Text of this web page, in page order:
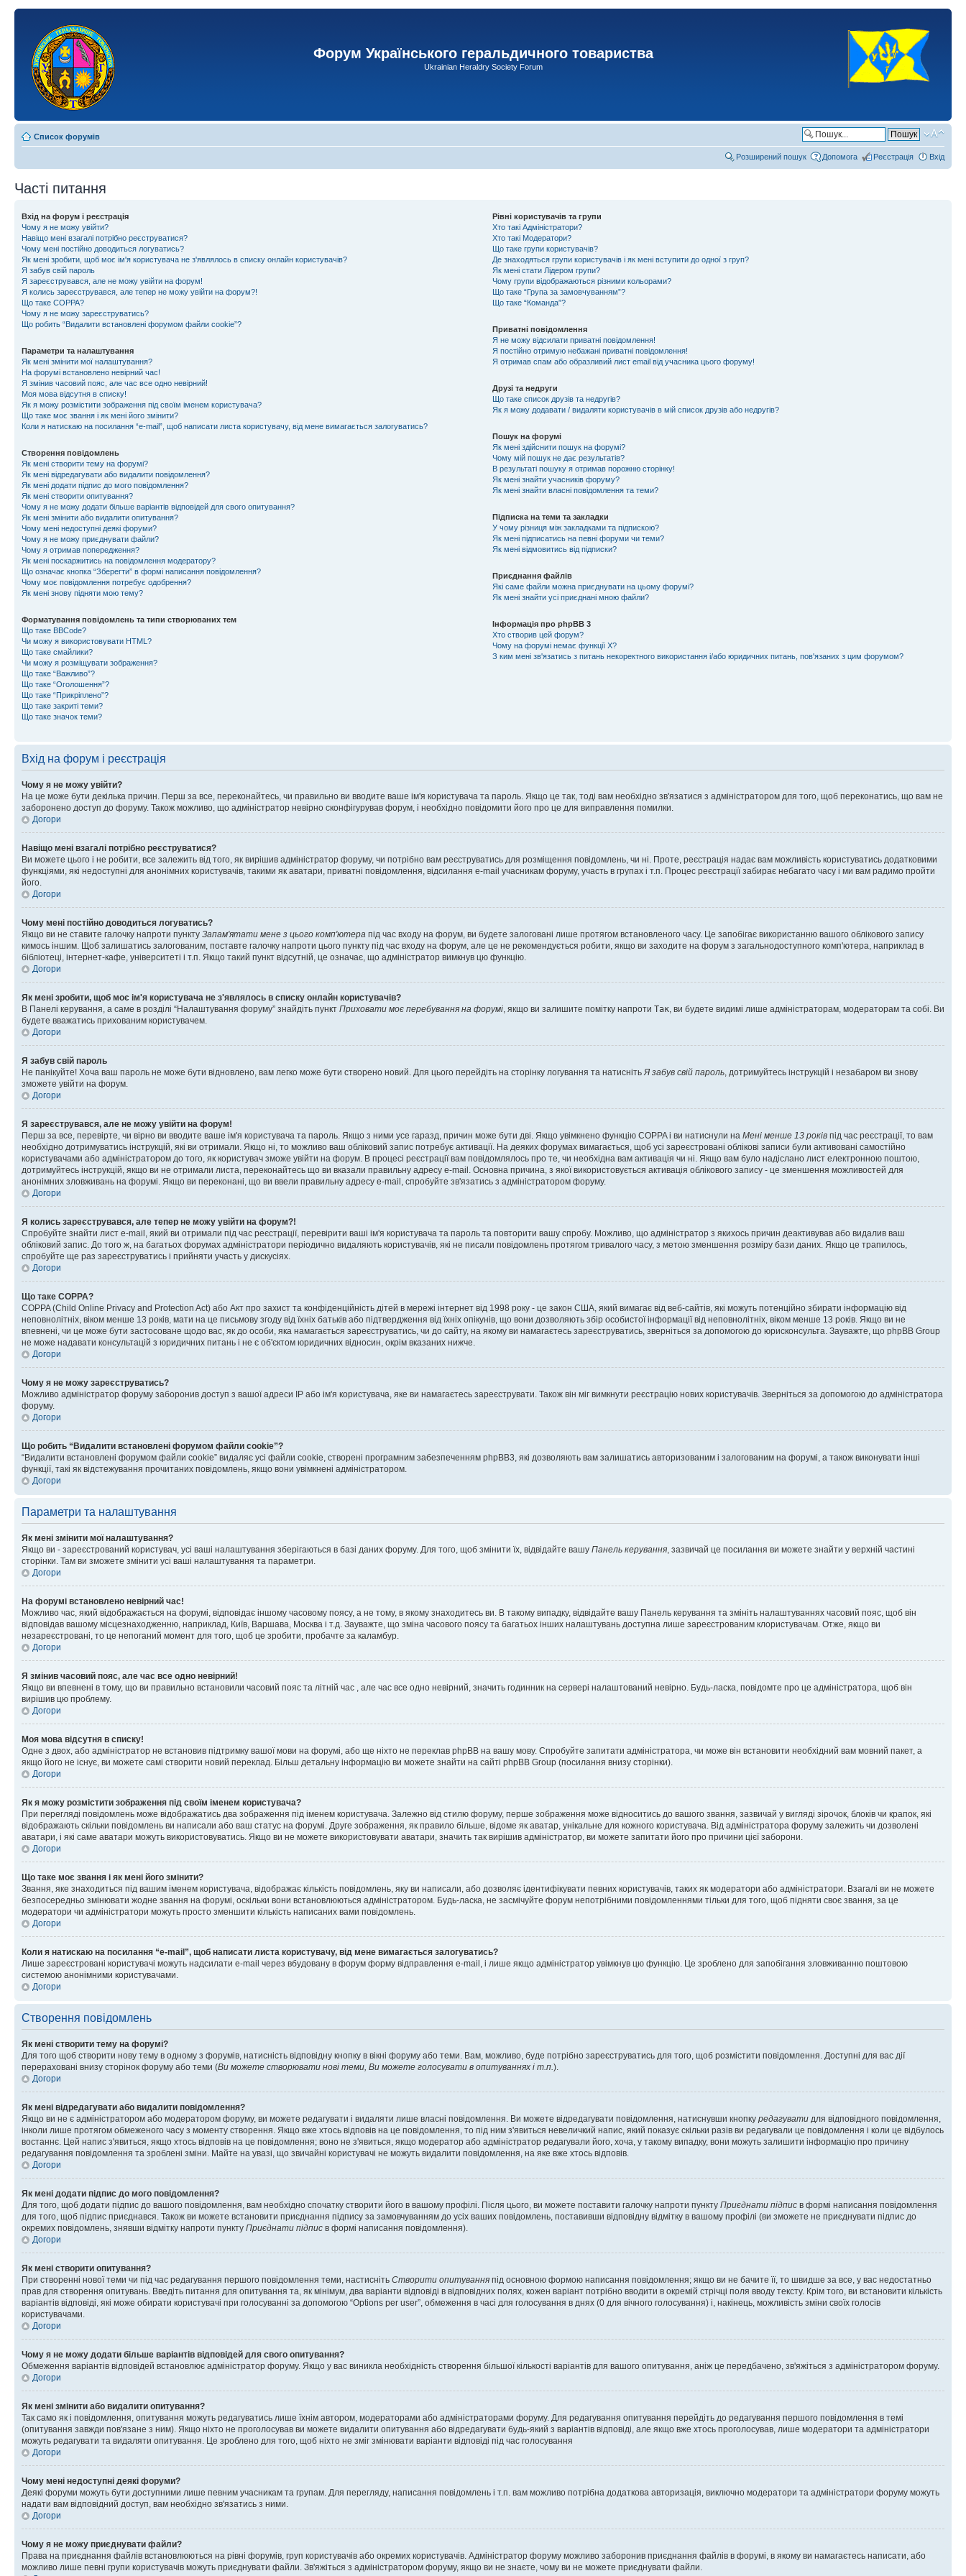
Форум Українського геральдичного товариства
Ukrainian Heraldry Society Forum
Список форумів
Розширений пошук Допомога Реєстрація Вхід
Часті питання
Вхід на форум і реєстрація
Чому я не можу увійти?
Навіщо мені взагалі потрібно реєструватися?
Чому мені постійно доводиться логуватись?
Як мені зробити, щоб моє ім'я користувача не з'являлось в списку онлайн користувачів?
Я забув свій пароль
Я зареєструвався, але не можу увійти на форум!
Я колись зареєструвався, але тепер не можу увійти на форум?!
Що таке COPPA?
Чому я не можу зареєструватись?
Що робить “Видалити встановлені форумом файли cookie”?
Параметри та налаштування
Як мені змінити мої налаштування?
На форумі встановлено невірний час!
Я змінив часовий пояс, але час все одно невірний!
Моя мова відсутня в списку!
Як я можу розмістити зображення під своїм іменем користувача?
Що таке моє звання і як мені його змінити?
Коли я натискаю на посилання “e-mail”, щоб написати листа користувачу, від мене вимагається залогуватись?
Створення повідомлень
Як мені створити тему на форумі?
Як мені відредагувати або видалити повідомлення?
Як мені додати підпис до мого повідомлення?
Як мені створити опитування?
Чому я не можу додати більше варіантів відповідей для свого опитування?
Як мені змінити або видалити опитування?
Чому мені недоступні деякі форуми?
Чому я не можу приєднувати файли?
Чому я отримав попередження?
Як мені поскаржитись на повідомлення модератору?
Що означає кнопка “Зберегти” в формі написання повідомлення?
Чому моє повідомлення потребує одобрення?
Як мені знову підняти мою тему?
Форматування повідомлень та типи створюваних тем
Що таке BBCode?
Чи можу я використовувати HTML?
Що таке смайлики?
Чи можу я розміщувати зображення?
Що таке “Важливо”?
Що таке “Оголошення”?
Що таке “Прикріплено”?
Що таке закриті теми?
Що таке значок теми?
Рівні користувачів та групи
Хто такі Адміністратори?
Хто такі Модератори?
Що таке групи користувачів?
Де знаходяться групи користувачів і як мені вступити до одної з груп?
Як мені стати Лідером групи?
Чому групи відображаються різними кольорами?
Що таке “Група за замовчуванням”?
Що таке “Команда”?
Приватні повідомлення
Я не можу відсилати приватні повідомлення!
Я постійно отримую небажані приватні повідомлення!
Я отримав спам або образливий лист email від учасника цього форуму!
Друзі та недруги
Що таке список друзів та недругів?
Як я можу додавати / видаляти користувачів в мій список друзів або недругів?
Пошук на форумі
Як мені здійснити пошук на форумі?
Чому мій пошук не дає результатів?
В результаті пошуку я отримав порожню сторінку!
Як мені знайти учасників форуму?
Як мені знайти власні повідомлення та теми?
Підписка на теми та закладки
У чому різниця між закладками та підпискою?
Як мені підписатись на певні форуми чи теми?
Як мені відмовитись від підписки?
Приєднання файлів
Які саме файли можна приєднувати на цьому форумі?
Як мені знайти усі приєднані мною файли?
Інформація про phpBB 3
Хто створив цей форум?
Чому на форумі немає функції X?
З ким мені зв'язатись з питань некоректного використання і/або юридичних питань, пов'язаних з цим форумом?
Вхід на форум і реєстрація
Чому я не можу увійти?
На це може бути декілька причин. Перш за все, переконайтесь, чи правильно ви вводите ваше ім'я користувача та пароль. Якщо це так, тоді вам необхідно зв'язатися з адміністратором для того, щоб переконатись, що вам не
заборонено доступ до форуму. Також можливо, що адміністратор невірно сконфігурував форум, і необхідно повідомити його про це для виправлення помилки.
Догори
Навіщо мені взагалі потрібно реєструватися?
Ви можете цього і не робити, все залежить від того, як вирішив адміністратор форуму, чи потрібно вам реєструватись для розміщення повідомлень, чи ні. Проте, реєстрація надає вам можливість користуватись додатковими
функціями, які недоступні для анонімних користувачів, такими як аватари, приватні повідомлення, відсилання e-mail учасникам форуму, участь в групах і т.п. Процес реєстрації забирає небагато часу і ми вам радимо пройти
його.
Догори
Чому мені постійно доводиться логуватись?
Якщо ви не ставите галочку напроти пункту Запам'ятати мене з цього комп'ютера під час входу на форум, ви будете залоговані лише протягом встановленого часу. Це запобігає використанню вашого облікового запису
кимось іншим. Щоб залишатись залогованим, поставте галочку напроти цього пункту під час входу на форум, але це не рекомендується робити, якщо ви заходите на форум з загальнодоступного комп'ютера, наприклад в
бібліотеці, інтернет-кафе, університеті і т.п. Якщо такий пункт відсутній, це означає, що адміністратор вимкнув цю функцію.
Догори
Як мені зробити, щоб моє ім'я користувача не з'являлось в списку онлайн користувачів?
В Панелі керування, а саме в розділі “Налаштування форуму” знайдіть пункт Приховати моє перебування на форумі, якщо ви залишите помітку напроти Так, ви будете видимі лише адміністраторам, модераторам та собі. Ви
будете вважатись прихованим користувачем.
Догори
Я забув свій пароль
Не панікуйте! Хоча ваш пароль не може бути відновлено, вам легко може бути створено новий. Для цього перейдіть на сторінку логування та натиснітьЯ забув свій пароль, дотримуйтесь інструкцій і незабаром ви знову
зможете увійти на форум.
Догори
Я зареєструвався, але не можу увійти на форум!
Перш за все, перевірте, чи вірно ви вводите ваше ім'я користувача та пароль. Якщо з ними усе гаразд, причин може бути дві. Якщо увімкнено функцію COPPA і ви натиснули на Мені менше 13 років під час реєстрації, то вам
необхідно дотримуватись інструкцій, які ви отримали. Якщо ні, то можливо ваш обліковий запис потребує активації. На деяких форумах вимагається, щоб усі зареєстровані облікові записи були активовані самостійно
користувачами або адміністратором до того, як користувач зможе увійти на форум. В процесі реєстрації вам повідомлялось про те, чи необхідна вам активація чи ні. Якщо вам було надіслано лист електронною поштою,
дотримуйтесь інструкцій, якщо ви не отримали листа, переконайтесь що ви вказали правильну адресу e-mail. Основна причина, з якої використовується активація облікового запису - це зменшення можливостей для
анонімних зловживань на форумі. Якщо ви переконані, що ви ввели правильну адресу e-mail, спробуйте зв'язатись з адміністратором форуму.
Догори
Я колись зареєструвався, але тепер не можу увійти на форум?!
Спробуйте знайти лист e-mail, який ви отримали під час реєстрації, перевірити ваші ім'я користувача та пароль та повторити вашу спробу. Можливо, що адміністратор з якихось причин деактивував або видалив ваш
обліковий запис. До того ж, на багатьох форумах адміністратори періодично видаляють користувачів, які не писали повідомлень протягом тривалого часу, з метою зменшення розміру бази даних. Якщо це трапилось,
спробуйте ще раз зареєструватись і прийняти участь у дискусіях.
Догори
Що таке COPPA?
COPPA (Child Online Privacy and Protection Act) або Акт про захист та конфіденційність дітей в мережі інтернет від 1998 року - це закон США, який вимагає від веб-сайтів, які можуть потенційно збирати інформацію від
неповнолітніх, віком менше 13 років, мати на це письмову згоду від їхніх батьків або підтвердження від їхніх опікунів, що вони дозволяють збір особистої інформації від неповнолітніх, віком менше 13 років. Якщо ви не
впевнені, чи це може бути застосоване щодо вас, як до особи, яка намагається зареєструватись, чи до сайту, на якому ви намагаєтесь зареєструватись, зверніться за допомогою до юрисконсульта. Зауважте, що phpBB Group
не може надавати консультацій з юридичних питань і не є об'єктом юридичних відносин, окрім вказаних нижче.
Догори
Чому я не можу зареєструватись?
Можливо адміністратор форуму заборонив доступ з вашої адреси IP або ім'я користувача, яке ви намагаєтесь зареєструвати. Також він міг вимкнути реєстрацію нових користувачів. Зверніться за допомогою до адміністратора
форуму.
Догори
Що робить “Видалити встановлені форумом файли cookie”?
“Видалити встановлені форумом файли cookie” видаляє усі файли cookie, створені програмним забезпеченням phpBB3, які дозволяють вам залишатись авторизованим і залогованим на форумі, а також виконувати інші
функції, такі як відстежування прочитаних повідомлень, якщо вони увімкнені адміністратором.
Догори
Параметри та налаштування
Як мені змінити мої налаштування?
Якщо ви - зареєстрований користувач, усі ваші налаштування зберігаються в базі даних форуму. Для того, щоб змінити їх, відвідайте вашу Панель керування, зазвичай це посилання ви можете знайти у верхній частині
сторінки. Там ви зможете змінити усі ваші налаштування та параметри.
Догори
На форумі встановлено невірний час!
Можливо час, який відображається на форумі, відповідає іншому часовому поясу, а не тому, в якому знаходитесь ви. В такому випадку, відвідайте вашу Панель керування та змініть налаштуваннях часовий пояс, щоб він
відповідав вашому місцезнаходженню, наприклад, Київ, Варшава, Москва і т.д. Зауважте, що зміна часового поясу та багатьох інших налаштувань доступна лише зареєстрованим клористувачам. Отже, якщо ви
незареєстровані, то це непоганий момент для того, щоб це зробити, пробачте за каламбур.
Догори
Я змінив часовий пояс, але час все одно невірний!
Якщо ви впевнені в тому, що ви правильно встановили часовий пояс та літній час , але час все одно невірний, значить годинник на сервері налаштований невірно. Будь-ласка, повідомте про це адміністратора, щоб він
вирішив цю проблему.
Догори
Моя мова відсутня в списку!
Одне з двох, або адміністратор не встановив підтримку вашої мови на форумі, або ще ніхто не переклав phpBB на вашу мову. Спробуйте запитати адміністратора, чи може він встановити необхідний вам мовний пакет, а
якщо його не існує, ви можете самі створити новий переклад. Більш детальну інформацію ви можете знайти на сайті phpBB Group (посилання внизу сторінки).
Догори
Як я можу розмістити зображення під своїм іменем користувача?
При перегляді повідомлень може відображатись два зображення під іменем користувача. Залежно від стилю форуму, перше зображення може відноситись до вашого звання, зазвичай у вигляді зірочок, блоків чи крапок, які
відображають скільки повідомлень ви написали або ваш статус на форумі. Друге зображення, як правило більше, відоме як аватар, унікальне для кожного користувача. Від адміністратора форуму залежить чи дозволені
аватари, і які саме аватари можуть використовуватись. Якщо ви не можете використовувати аватари, значить так вирішив адміністратор, ви можете запитати його про причини цієї заборони.
Догори
Що таке моє звання і як мені його змінити?
Звання, яке знаходиться під вашим іменем користувача, відображає кількість повідомлень, яку ви написали, або дозволяє ідентифікувати певних користувачів, таких як модератори або адміністратори. Взагалі ви не можете
безпосередньо змінювати жодне звання на форумі, оскільки вони встановлюються адміністратором. Будь-ласка, не засмічуйте форум непотрібними повідомленнями тільки для того, щоб підняти своє звання, за це
модератори чи адміністратори можуть просто зменшити кількість написаних вами повідомлень.
Догори
Коли я натискаю на посилання “e-mail”, щоб написати листа користувачу, від мене вимагається залогуватись?
Лише зареєстровані користувачі можуть надсилати e-mail через вбудовану в форум форму відправлення e-mail, і лише якщо адміністратор увімкнув цю функцію. Це зроблено для запобігання зловживанню поштовою
системою анонімними користувачами.
Догори
Створення повідомлень
Як мені створити тему на форумі?
Для того щоб створити нову тему в одному з форумів, натисність відповідну кнопку в вікні форуму або теми. Вам, можливо, буде потрібно зареєструватись для того, щоб розмістити повідомлення. Доступні для вас дії
перераховані внизу сторінок форуму або теми (Ви можете створювати нові теми, Ви можете голосувати в опитуваннях і т.п.).
Догори
Як мені відредагувати або видалити повідомлення?
Якщо ви не є адміністратором або модератором форуму, ви можете редагувати і видаляти лише власні повідомлення. Ви можете відредагувати повідомлення, натиснувши кнопку редагувати для відповідного повідомлення,
інколи лише протягом обмеженого часу з моменту створення. Якщо вже хтось відповів на це повідомлення, то під ним з'явиться невеличкий напис, який показує скільки разів ви редагували це повідомлення і коли це відбулось
востаннє. Цей напис з'явиться, якщо хтось відповів на це повідомлення; воно не з'явиться, якщо модератор або адміністратор редагували його, хоча, у такому випадку, вони можуть залишити інформацію про причину
редагування повідомлення та зроблені зміни. Майте на увазі, що звичайні користувачі не можуть видалити повідомлення, на яке вже хтось відповів.
Догори
Як мені додати підпис до мого повідомлення?
Для того, щоб додати підпис до вашого повідомлення, вам необхідно спочатку створити його в вашому профілі. Після цього, ви можете поставити галочку напроти пункту Приєднати підпис в формі написання повідомлення
для того, щоб підпис приєднався. Також ви можете встановити приєднання підпису за замовчуванням до усіх ваших повідомлень, поставивши відповідну відмітку в вашому профілі (ви зможете не приєднувати підпис до
окремих повідомлень, знявши відмітку напроти пункту Приєднати підпис в формі написання повідомлення).
Догори
Як мені створити опитування?
При створенні нової теми чи під час редагування першого повідомлення теми, настисніть Створити опитування під основною формою написання повідомлення; якщо ви не бачите її, то швидше за все, у вас недостатньо
прав для створення опитувань. Введіть питання для опитування та, як мінімум, два варіанти відповіді в відповідних полях, кожен варіант потрібно вводити в окремій стрічці поля вводу тексту. Крім того, ви встановити кількість
варіантів відповіді, які може обирати користувачі при голосуванні за допомогою “Options per user”, обмеження в часі для голосування в днях (0 для вічного голосування) і, накінець, можливість зміни своїх голосів
користувачами.
Догори
Чому я не можу додати більше варіантів відповідей для свого опитування?
Обмеження варіантів відповідей встановлює адміністратор форуму. Якщо у вас виникла необхідність створення більшої кількості варіантів для вашого опитування, аніж це передбачено, зв'яжіться з адміністратором форуму.
Догори
Як мені змінити або видалити опитування?
Так само як і повідомлення, опитування можуть редагуватись лише їхнім автором, модераторами або адміністраторами форуму. Для редагування опитування перейдіть до редагування першого повідомлення в темі
(опитування завжди пов'язане з ним). Якщо ніхто не проголосував ви можете видалити опитування або відредагувати будь-який з варіантів відповіді, але якщо вже хтось проголосував, лише модератори та адміністратори
можуть редагувати та видаляти опитування. Це зроблено для того, щоб ніхто не зміг змінювати варіанти відповіді під час голосування
Догори
Чому мені недоступні деякі форуми?
Деякі форуми можуть бути доступними лише певним учасникам та групам. Для перегляду, написання повідомлень і т.п. вам можливо потрібна додаткова авторизація, виключно модератори та адміністратори форуму можуть
надати вам відповідний доступ, вам необхідно зв'язатись з ними.
Догори
Чому я не можу приєднувати файли?
Права на приєднання файлів встановлюються на рівні форумів, груп користувачів або окремих користувачів. Адміністратор форуму можливо заборонив приєднання файлів в форумі, в якому ви намагаєтесь написати, або
можливо лише певні групи користувачів можуть приєднувати файли. Зв'яжіться з адміністратором форуму, якщо ви не знаєте, чому ви не можете приєднувати файли.